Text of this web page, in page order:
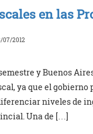
en las
07/2012
y Buenos
ya que el
niveles de
Una de […]